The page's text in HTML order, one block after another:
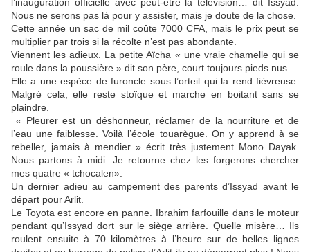
Nous ne serons pas là pour y assister, mais je doute de la chose.
Cette année un sac de mil coûte 7000 CFA, mais le prix peut se
multiplier par trois si la récolte n’est pas abondante.
Viennent les adieux. La petite Aïcha « une vraie chamelle qui se
roule dans la poussière » dit son père, court toujours pieds nus.
Elle a une espèce de furoncle sous l’orteil qui la rend fièvreuse.
Malgré cela, elle reste stoïque et marche en boitant sans se
plaindre.
« Pleurer est un déshonneur, réclamer de la nourriture et de
l’eau une faiblesse. Voilà l’école touarègue. On y apprend à se
rebeller, jamais à mendier » écrit très justement Mono Dayak.
Nous partons à midi. Je retourne chez les forgerons chercher
mes quatre « tchocalen».
Un dernier adieu au campement des parents d’Issyad avant le
départ pour Arlit.
Le Toyota est encore en panne. Ibrahim farfouille dans le moteur
pendant qu’Issyad dort sur le siège arrière. Quelle misère… Ils
roulent ensuite à 70 kilomètres à l’heure sur de belles lignes